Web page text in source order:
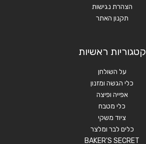
הצהרת נגישות
תקנון האתר
קטגוריות ראשיות
על השולחן
כלי הגשה ומזנון
אפייה ופיצה
כלי מטבח
ציוד משקי
כלים לבר ומלצר
BAKER'S SECRET